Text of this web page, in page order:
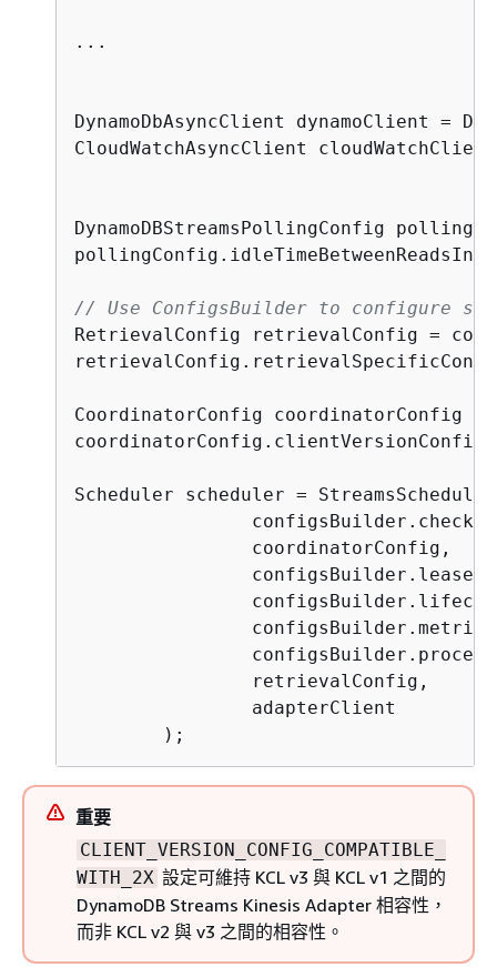
...
DynamoDbAsyncClient dynamoClient
CloudWatchAsyncClient
DynamoDBStreamsPollingConfig
// Use ConfigsBuilder to configure
RetrievalConfig retrievalConfig =
CoordinatorConfig coordinatorConfig
Scheduler scheduler =
                coordinatorConfig,
                retrievalConfig,
                adapterClient
        );
重要
CLIENT_VERSION_CONFIG_COMPATIBLE_
WITH_2X 設定可維持 KCL v3 與 KCL v1 之間的
DynamoDB Streams Kinesis Adapter 相容性，
而非 KCL v2 與 v3 之間的相容性。